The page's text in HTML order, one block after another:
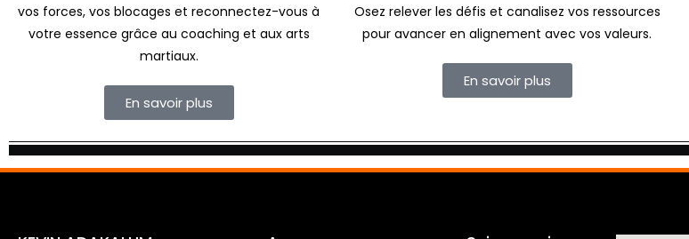
vos forces, vos blocages et reconnectez-vous à
votre essence grâce au coaching et aux arts
martiaux.
En savoir plus
Osez relever les défis et canalisez vos ressources
pour avancer en alignement avec vos valeurs.
En savoir plus